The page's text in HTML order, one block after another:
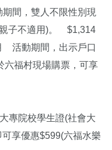
間，雙人不限性別現
子不適用)。 $1,314
活動期間，出示戶口
六福村現場購票，可享
專院校學生證(社會大
享優惠$599(六福水樂